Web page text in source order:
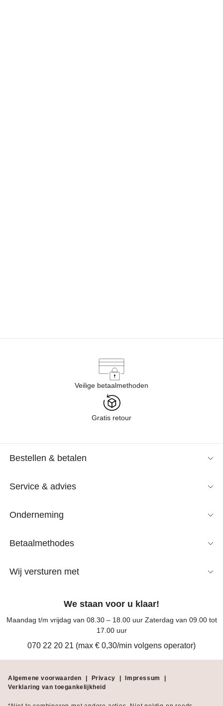
Veilige betaalmethoden
Gratis retour
Bestellen & betalen
Service & advies
Onderneming
Betaalmethodes
Wij versturen met
We staan voor u klaar!
Maandag t/m vrijdag van 08.30 – 18.00 uur Zaterdag van 09.00 tot
17.00 uur
070 22 20 21 (max € 0,30/min volgens operator)
Algemene voorwaarden Privacy Impressum
Verklaring van toegankelijkheid